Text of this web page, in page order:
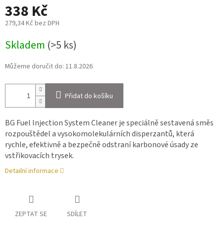
338 Kč
279,34 Kč bez DPH
cena:
Skladem (>5 ks)
Můžeme doručit do: 11.8.2026
Přidat do košíku
BG Fuel Injection System Cleaner je speciálně sestavená směs
rozpouštědel a vysokomolekulárních disperzantů, která
rychle, efektivně a bezpečně odstraní karbonové úsady ze
vstřikovacích trysek.
Detailní informace
ZEPTAT SE SDÍLET